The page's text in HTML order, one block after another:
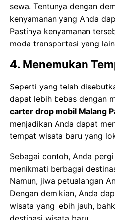
sewa. Tentunya dengan
kenyamanan yang Anda
Pastinya kenyamanan
moda transportasi yang
4. Menemukan
Seperti yang telah
dapat lebih bebas dengan
carter drop mobil Malang
menjadikan Anda dapat
tempat wisata baru yang
Sebagai contoh, Anda
menikmati berbagai
Namun, jiwa petualangan
Dengan demikian, Anda
wisata yang lebih jauh,